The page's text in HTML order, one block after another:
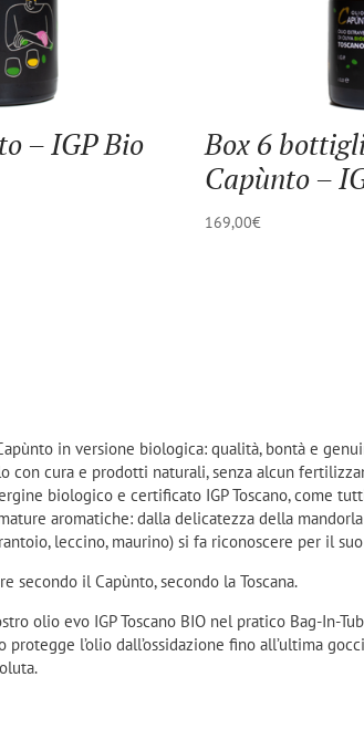
– IGP Bio
Box 6
Capùnto –
169,00€
in versione biologica: qualità, bontà e
con cura e prodotti naturali, senza alcun
biologico e certificato IGP Toscano, come
aromatiche: dalla delicatezza della
leccino, maurino) si fa riconoscere per il
secondo il Capùnto, secondo la Toscana.
olio evo IGP Toscano BIO nel pratico Bag-In-
protegge l’olio dall’ossidazione fino all’ultima